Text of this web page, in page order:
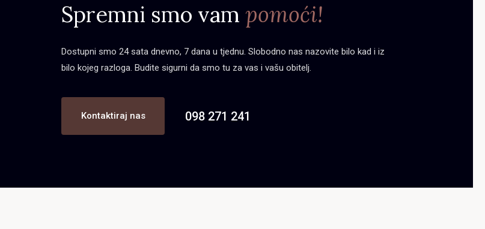
Spremni smo vam pomoći!
Dostupni smo 24 sata dnevno, 7 dana u tjednu. Slobodno nas nazovite bilo kad i iz
bilo kojeg razloga. Budite sigurni da smo tu za vas i vašu obitelj.
Kontaktiraj nas 098 271 241